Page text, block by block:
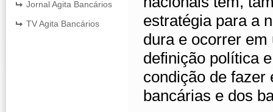
Jornal Agita Bancários
TV Agita Bancários
estratégia para a
dura e ocorrer
definição política
condição de fazer
bancárias e dos